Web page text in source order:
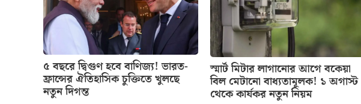
৫ বছরে দ্বিগুণ হবে বাণিজ্য! ভারত-
ফ্রান্সের ঐতিহাসিক চুক্তিতে খুলছে
নতুন দিগন্ত
স্মার্ট মিটার লাগানোর আগে বকেয়া
বিল মেটানো বাধ্যতামূলক! ১ অগাস্ট
থেকে কার্যকর নতুন নিয়ম